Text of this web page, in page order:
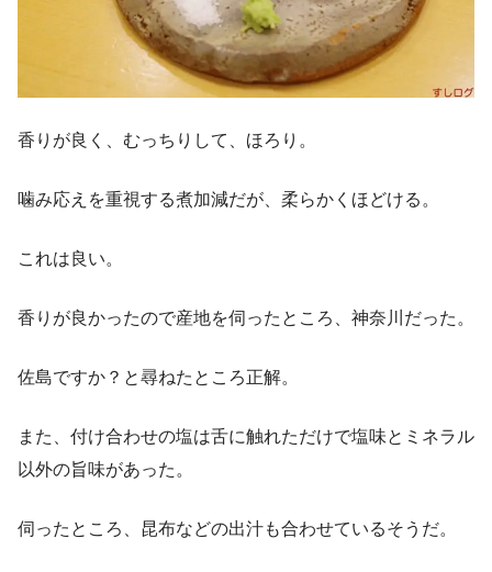
香りが良く、むっちりして、ほろり。
噛み応えを重視する煮加減だが、柔らかくほどける。
これは良い。
香りが良かったので産地を伺ったところ、神奈川だった。
佐島ですか？と尋ねたところ正解。
また、付け合わせの塩は舌に触れただけで塩味とミネラル
以外の旨味があった。
伺ったところ、昆布などの出汁も合わせているそうだ。